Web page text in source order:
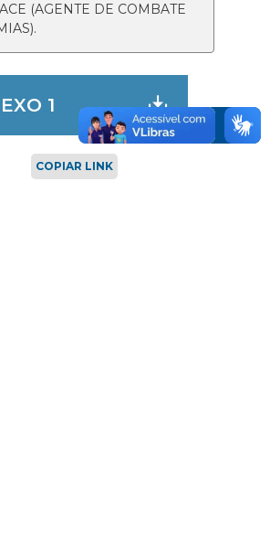
(AGENTE DE COMBATE
1
COPIAR LINK